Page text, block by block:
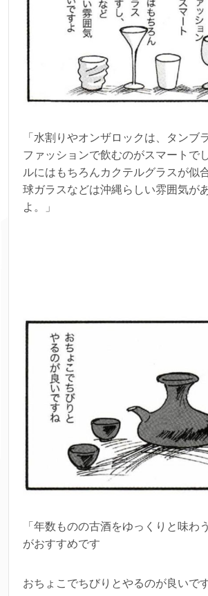
「水割りやオンザロックは、タンブ
ファッションで飲むのがスマートで
ルにはもちろんカクテルグラスが似
球ガラスなどは沖縄らしい雰囲気が
よ。」
「年数ものの古酒をゆっくりと味わ
がおすすめです
おちょこでちびりとやるのが良いです